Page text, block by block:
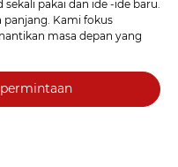
pakai dan ide -ide baru.
Kami fokus
masa depan yang